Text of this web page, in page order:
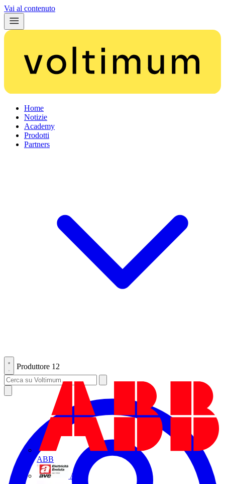
Vai al contenuto
Home
Notizie
Academy
Prodotti
Partners
Produttore 12
ABB
AVE